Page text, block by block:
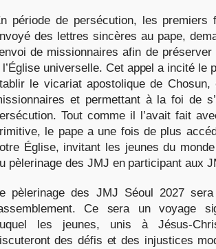
période de persécution, les premiers
des lettres sincères au pape,
de missionnaires afin de
l’Église universelle. Cet appel a incité le
le vicariat apostolique de Chosun,
et permettant à la foi de
Tout comme il l’avait fait
le pape a une fois de plus
Église, invitant les jeunes du
pèlerinage des JMJ en participant aux
pèlerinage des JMJ Séoul 2027
Ce sera un voyage
les jeunes, unis à Jésus-
des défis et des injustices